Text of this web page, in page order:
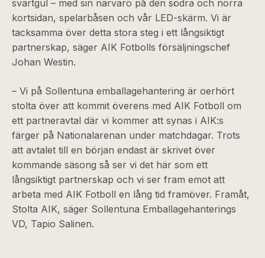
svartgul – med sin närvaro på den södra och norra
kortsidan, spelarbåsen och vår LED-skärm. Vi är
tacksamma över detta stora steg i ett långsiktigt
partnerskap, säger AIK Fotbolls försäljningschef
Johan Westin.
– Vi på Sollentuna emballagehantering är oerhört
stolta över att kommit överens med AIK Fotboll om
ett partneravtal där vi kommer att synas i AIK:s
färger på Nationalarenan under matchdagar. Trots
att avtalet till en början endast är skrivet över
kommande säsong så ser vi det här som ett
långsiktigt partnerskap och vi ser fram emot att
arbeta med AIK Fotboll en lång tid framöver. Framåt,
Stolta AIK, säger Sollentuna Emballagehanterings
VD, Tapio Salinen.